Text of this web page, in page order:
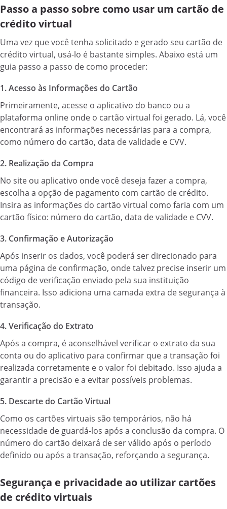
Passo a passo sobre como usar um cartão de
crédito virtual
Uma vez que você tenha solicitado e gerado seu cartão de
crédito virtual, usá-lo é bastante simples. Abaixo está um
guia passo a passo de como proceder:
1. Acesso às Informações do Cartão
Primeiramente, acesse o aplicativo do banco ou a
plataforma online onde o cartão virtual foi gerado. Lá, você
encontrará as informações necessárias para a compra,
como número do cartão, data de validade e CVV.
2. Realização da Compra
No site ou aplicativo onde você deseja fazer a compra,
escolha a opção de pagamento com cartão de crédito.
Insira as informações do cartão virtual como faria com um
cartão físico: número do cartão, data de validade e CVV.
3. Confirmação e Autorização
Após inserir os dados, você poderá ser direcionado para
uma página de confirmação, onde talvez precise inserir um
código de verificação enviado pela sua instituição
financeira. Isso adiciona uma camada extra de segurança à
transação.
4. Verificação do Extrato
Após a compra, é aconselhável verificar o extrato da sua
conta ou do aplicativo para confirmar que a transação foi
realizada corretamente e o valor foi debitado. Isso ajuda a
garantir a precisão e a evitar possíveis problemas.
5. Descarte do Cartão Virtual
Como os cartões virtuais são temporários, não há
necessidade de guardá-los após a conclusão da compra. O
número do cartão deixará de ser válido após o período
definido ou após a transação, reforçando a segurança.
Segurança e privacidade ao utilizar cartões
de crédito virtuais